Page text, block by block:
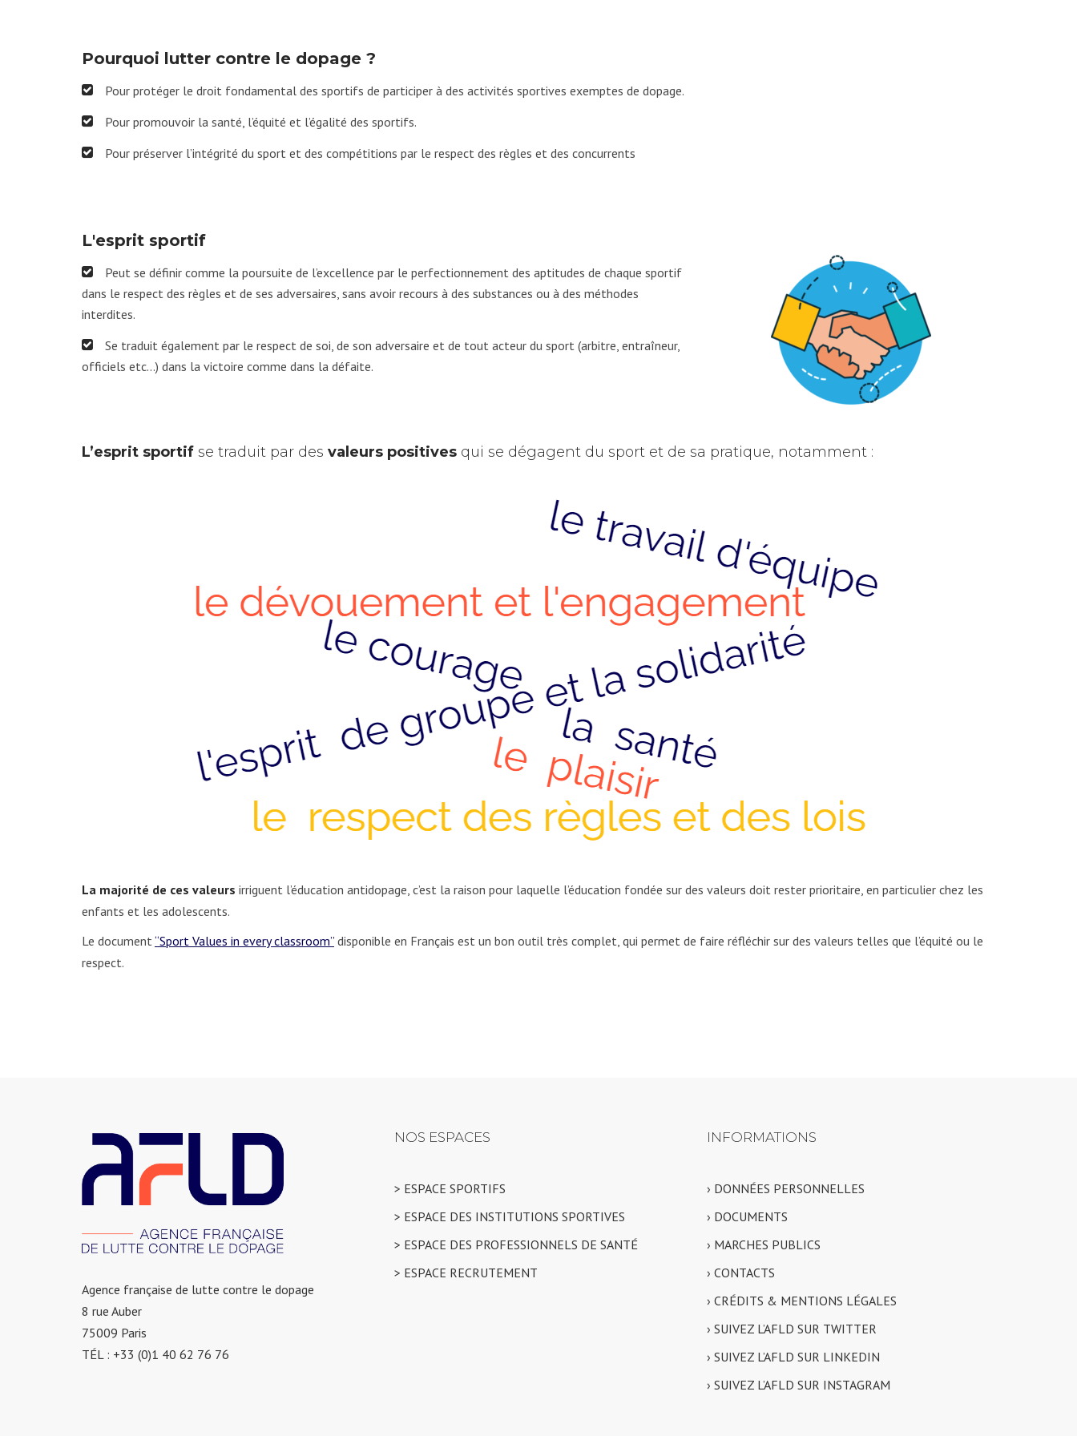
Pourquoi lutter contre le dopage ?
Pour protéger le droit fondamental des sportifs de participer à des activités sportives exemptes de dopage.
Pour promouvoir la santé, l’équité et l’égalité des sportifs.
Pour préserver l’intégrité du sport et des compétitions par le respect des règles et des concurrents
L'esprit sportif
Peut se définir comme la poursuite de l’excellence par le perfectionnement des aptitudes de chaque sportif
dans le respect des règles et de ses adversaires, sans avoir recours à des substances ou à des méthodes
interdites.
Se traduit également par le respect de soi, de son adversaire et de tout acteur du sport (arbitre, entraîneur,
officiels etc…) dans la victoire comme dans la défaite.
L’esprit sportif se traduit par des valeurs positives qui se dégagent du sport et de sa pratique, notamment :
La majorité de ces valeurs irriguent l’éducation antidopage, c’est la raison pour laquelle l’éducation fondée sur des valeurs doit rester prioritaire, en particulier chez les
enfants et les adolescents.
Le document“Sport Values in every classroom” disponible en Français est un bon outil très complet, qui permet de faire réfléchir sur des valeurs telles que l’équité ou le
respect.
Agence française de lutte contre le dopage
8 rue Auber
75009 Paris
TÉL : +33 (0)1 40 62 76 76
NOS ESPACES
> ESPACE SPORTIFS
> ESPACE DES INSTITUTIONS SPORTIVES
> ESPACE DES PROFESSIONNELS DE SANTÉ
> ESPACE RECRUTEMENT
INFORMATIONS
› DONNÉES PERSONNELLES
› DOCUMENTS
› MARCHES PUBLICS
› CONTACTS
› CRÉDITS & MENTIONS LÉGALES
› SUIVEZ L’AFLD SUR TWITTER
› SUIVEZ L’AFLD SUR LINKEDIN
› SUIVEZ L’AFLD SUR INSTAGRAM